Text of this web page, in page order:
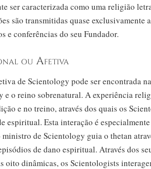
ser caracterizada como uma religião
são transmitidas quase exclusivamente
e conferências do seu Fundador.
ou Afetiva
de Scientology pode ser encontrada
e o reino sobrenatural. A experiência
e no treino, através dos quais os
espiritual. Esta interação é
de Scientology guia o thetan
de dano espiritual. Através dos
oito dinâmicas, os Scientologists